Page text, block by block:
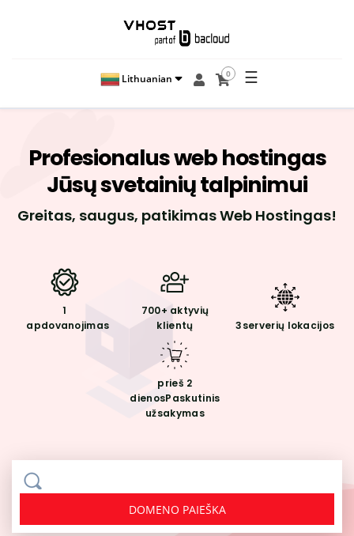
Lithuanian 0 ☰
Profesionalusweb hostingas
Jūsų svetainių talpinimui
Greitas, saugus, patikimas Web Hostingas!
1
apdovanojimas
700+ aktyvių
klientų
3serverių lokacijos
prieš 2
dienosPaskutinis
užsakymas